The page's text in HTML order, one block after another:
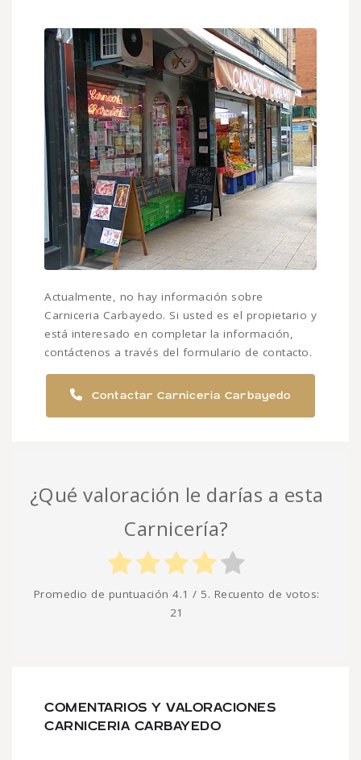
Actualmente, no hay información sobre
Carniceria Carbayedo. Si usted es el propietario y
está interesado en completar la información,
contáctenos a través del formulario de contacto.
Contactar Carniceria Carbayedo
¿Qué valoración le darías a esta
Carnicería?
Promedio de puntuación 4.1 / 5. Recuento de votos:
21
COMENTARIOS Y VALORACIONES
CARNICERIA CARBAYEDO